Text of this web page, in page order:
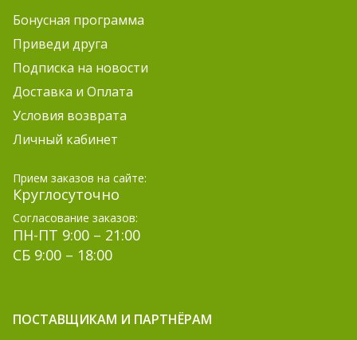
Бонусная программа
Приведи друга
Подписка на новости
Доставка и Оплата
Условия возврата
Личный кабинет
Прием заказов на сайте:
Круглосуточно
Согласование заказов:
ПН-ПТ 9:00 – 21:00
СБ 9:00 – 18:00
ПОСТАВЩИКАМ И ПАРТНЁРАМ